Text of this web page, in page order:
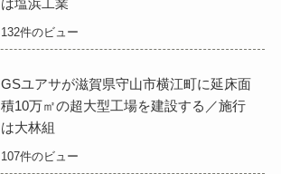
は塩浜工業
132件のビュー
GSユアサが滋賀県守山市横江町に延床面
積10万㎡の超大型工場を建設する／施行
は大林組
107件のビュー